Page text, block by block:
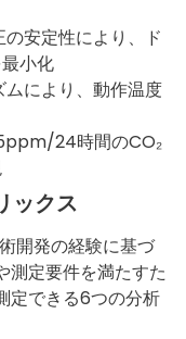
安定性により、ド
小化
により、動作温度
24時間のCO₂
ックス
開発の経験に基づ
測定要件を満たすた
定できる6つの分析